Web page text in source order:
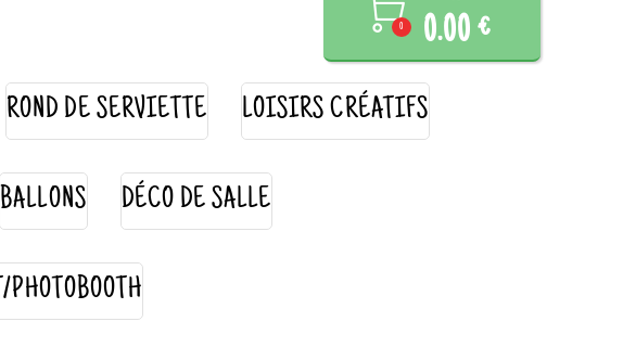

0
0.00 €
ROND DE SERVIETTE LOISIRS CRÉATIFS
BALLONS DÉCO DE SALLE